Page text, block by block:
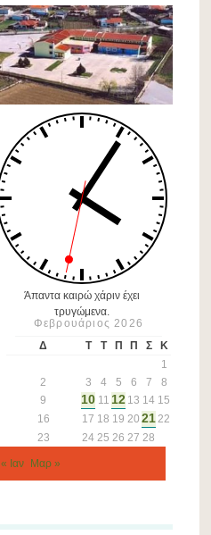
Άπαντα καιρώ χάριν έχει
τρυγώμενα.
Φεβρουάριος 2026
Δ
Τ Τ Π Π Σ
Κ
1
2
3 4 5 6 7
8
9
10 11 12 13 14 15
16
17 18 19 20 2122
23
24 25 26 27 28
« Ιαν Μαρ »